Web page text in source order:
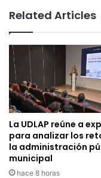
Related Articles
La UDLAP reúne a
para analizar los
la administración
municipal
hace 8 horas